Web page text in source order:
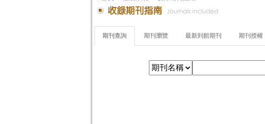
期刊查詢 期刊瀏覽 最新到館期刊 期刊授權